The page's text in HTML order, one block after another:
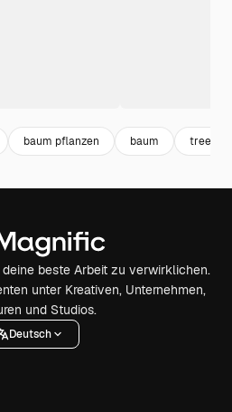
baum pflanzen baum tree
beste Arbeit zu verwirklichen.
unter Kreativen, Unternehmen,
und Studios.
Deutsch